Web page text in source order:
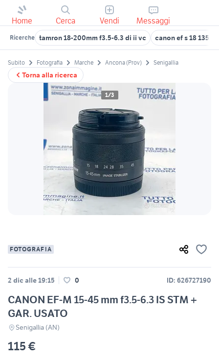
Home Cerca Vendi Messaggi
Ricerche tamron 18-200mm f3.5-6.3 di ii vc canon ef s 18 135 is
Torna alla ricerca
Subito Fotografia Marche Ancona (Prov) Senigallia
1/3
FOTOGRAFIA
2 dic alle 19:15 0 ID: 626727190
CANON EF-M 15-45 mm f3.5-6.3 IS STM +
GAR. USATO
Senigallia (AN)
115 €